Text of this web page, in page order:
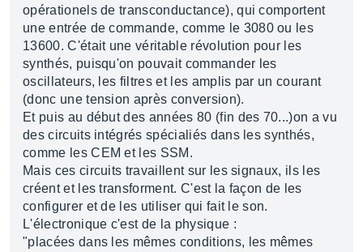
opérationels de transconductance), qui comportent
une entrée de commande, comme le 3080 ou les
13600. C'était une véritable révolution pour les
synthés, puisqu'on pouvait commander les
oscillateurs, les filtres et les amplis par un courant
(donc une tension après conversion).
Et puis au début des années 80 (fin des 70...)on a vu
des circuits intégrés spécialiés dans les synthés,
comme les CEM et les SSM.
Mais ces circuits travaillent sur les signaux, ils les
créent et les transforment. C'est la façon de les
configurer et de les utiliser qui fait le son.
L'électronique c'est de la physique :
"placées dans les mêmes conditions, les mêmes